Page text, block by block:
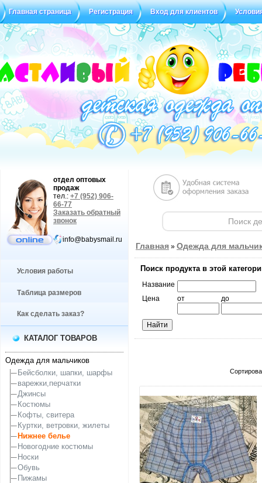
Главная страница Регистрация Вход для клиентов
Статус заказа Отзывы
отдел оптовых
продаж
тел.: +7 (952) 906-
66-77
Заказать обратный
звонок
info@babysmail.ru
Условия работы
Таблица размеров
Как сделать заказ?
КАТАЛОГ ТОВАРОВ
Одежда для мальчиков
Бейсболки, шапки, шарфы
варежки,перчатки
Джинсы
Костюмы
Кофты, свитера
Куртки, ветровки, жилеты
Нижнее белье
Новогодние костюмы
Носки
Обувь
Пижамы
Главная » Одежда для
Поиск продукта в этой
Название
Цена
от до